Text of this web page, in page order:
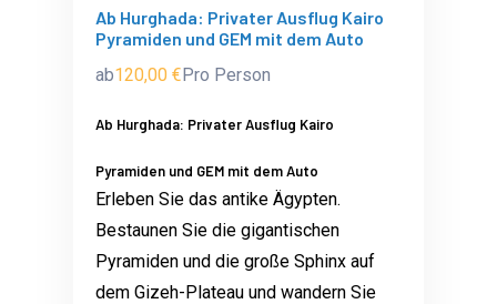
Ab Hurghada: Privater Ausflug Kairo
Pyramiden und GEM mit dem Auto
ab120,00 €Pro Person
Ab Hurghada: Privater Ausflug Kairo
Pyramiden und GEM mit dem Auto
Erleben Sie das antike Ägypten.
Bestaunen Sie die gigantischen
Pyramiden und die große Sphinx auf
dem Gizeh-Plateau und wandern Sie